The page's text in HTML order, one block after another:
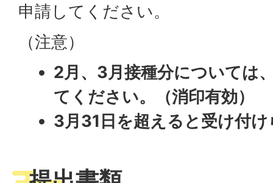
申請してください。
（注意）
2月、3月接種分については
てください。（消印有効）
3月31日を超えると受け付